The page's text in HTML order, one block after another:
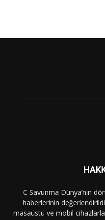
C Savunma Dünya’nın
haberlerinin
masaüstü ve mobil